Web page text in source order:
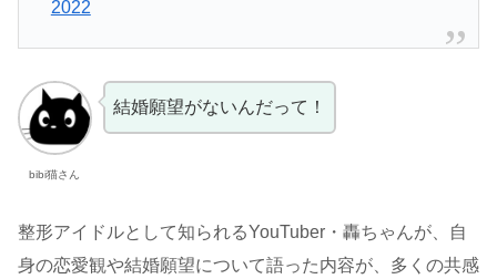
2022
bibi猫さん
結婚願望がないんだって！
整形アイドルとして知られるYouTuber・轟ちゃんが、自
身の恋愛観や結婚願望について語った内容が、多くの共感